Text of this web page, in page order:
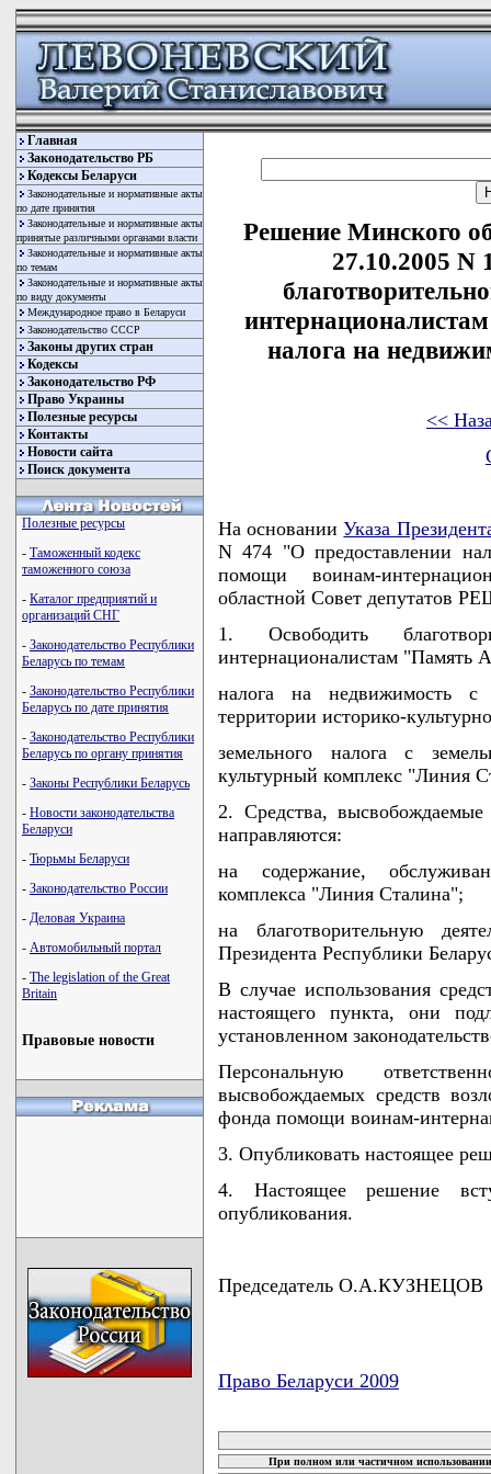
Главная
Законодательство РБ
Кодексы Беларуси
Законодательные и нормативные акты
по дате принятия
Законодательные и нормативные акты
принятые различными органами власти
Законодательные и нормативные акты
по темам
Законодательные и нормативные акты
по виду документы
Международное право в Беларуси
Законодательство СССР
Законы других стран
Кодексы
Законодательство РФ
Право Украины
Полезные ресурсы
Контакты
Новости сайта
Поиск документа
Полезные ресурсы
- Таможенный кодекс
таможенного союза
- Каталог предприятий и
организаций СНГ
- Законодательство Республики
Беларусь по темам
- Законодательство Республики
Беларусь по дате принятия
- Законодательство Республики
Беларусь по органу принятия
- Законы Республики Беларусь
- Новости законодательства
Беларуси
- Тюрьмы Беларуси
- Законодательство России
- Деловая Украина
- Автомобильный портал
- The legislation of the Great
Britain
Правовые новости
Решение Минского
27.10.2005 N
налога на
<<
На основанииУказа
N 474 "О предоставлении
помощи воинам-
областной Совет депутатов
1. Освободить
интернационалистам "Память
налога на недвижимость с
территории историко-
земельного налога с
культурный комплекс "Линия
2. Средства,
направляются:
на содержание,
комплекса "Линия Сталина";
на благотворительную
Президента Республики
В случае использования
настоящего пункта, они
установленном
Персональную
высвобождаемых средств
фонда помощи воинам-
3. Опубликовать настоящее
4. Настоящее решение
опубликования.
Председатель О.А.КУЗНЕЦОВ
Право Беларуси 2009
При полном или частичном